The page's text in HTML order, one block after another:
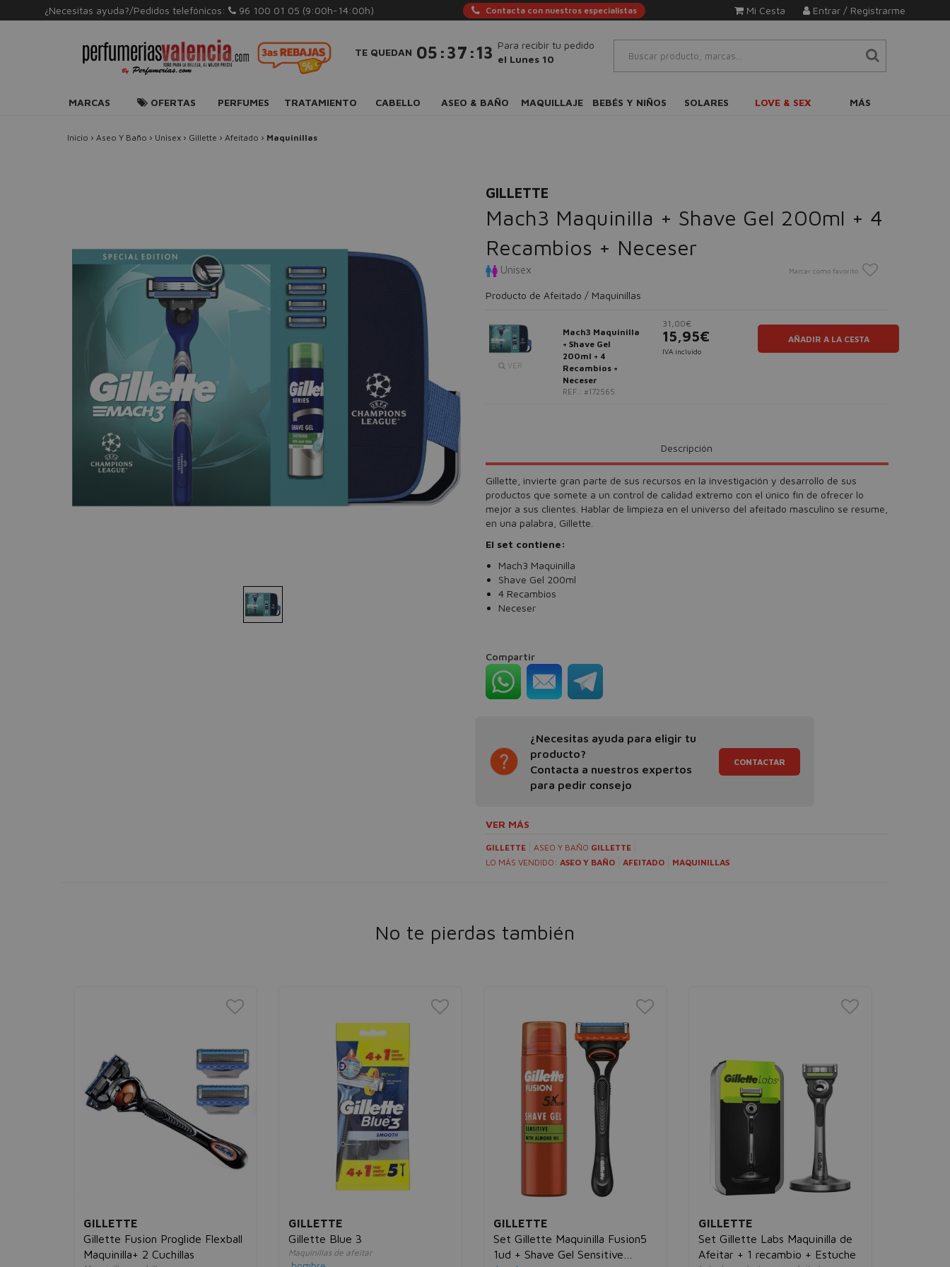
¿Necesitas ayuda?/Pedidos telefónicos: 96 100 01 05 (9:00h-14:00h) Contacta con nuestros especialistas Entrar / Registrarme
Mi Cesta
TE QUEDAN 05 :37 :12 Para recibir tu pedido
el Lunes 10
MARCAS OFERTAS PERFUMES TRATAMIENTO CABELLO ASEO & BAÑO MAQUILLAJE BEBÉS Y NIÑOS SOLARES LOVE & SEX MÁS
Inicio › Aseo Y Baño › Unisex › Gillette › Afeitado › Maquinillas
GILLETTE
Mach3 Maquinilla + Shave Gel 200ml + 4
Recambios + Neceser
Unisex Marcar como favorito
Producto de Afeitado / Maquinillas
VER
Mach3 Maquinilla
+ Shave Gel
200ml + 4
Recambios +
Neceser
REF.: #172565
31,00€
15,95€
IVA incluido
AÑADIR A LA CESTA
Descripción
Gillette, invierte gran parte de sus recursos en la investigación y desarrollo de sus
productos que somete a un control de calidad extremo con el único fin de ofrecer lo
mejor a sus clientes. Hablar de limpieza en el universo del afeitado masculino se resume,
en una palabra, Gillette.
El set contiene:
Mach3 Maquinilla
Shave Gel 200ml
4 Recambios
Neceser
Compartir
¿Necesitas ayuda para eligir tu
producto?
Contacta a nuestros expertos
para pedir consejo
CONTACTAR
VER MÁS
GILLETTE ASEO Y BAÑO GILLETTE
LO MÁS VENDIDO: ASEO Y BAÑO AFEITADO MAQUINILLAS
No te pierdas también
GILLETTE
Gillette Fusion Proglide Flexball
Maquinilla+ 2 Cuchillas
GILLETTE
Gillette Blue 3
Maquinillas de afeitar
GILLETTE
Set Gillette Maquinilla Fusion5
1ud + Shave Gel Sensitive
GILLETTE
Set Gillette Labs Maquinilla de
Afeitar + 1 recambio + Estuche